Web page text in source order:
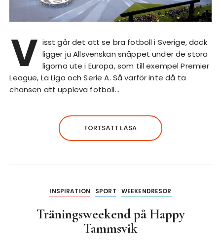
V isst går det att se bra fotboll i Sverige, dock
ligger ju Allsvenskan snäppet under de stora
ligorna ute i Europa, som till exempel Premier
League, La Liga och Serie A. Så varför inte då ta
chansen att uppleva fotboll…
FORTSÄTT LÄSA
INSPIRATION SPORT WEEKENDRESOR
Träningsweekend på Happy
Tammsvik